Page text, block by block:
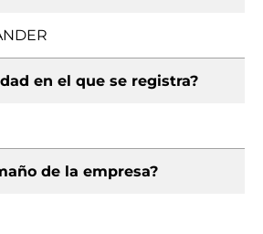
en el que se registra?
de la empresa?